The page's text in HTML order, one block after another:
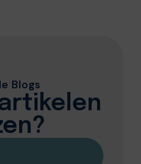
Blogs